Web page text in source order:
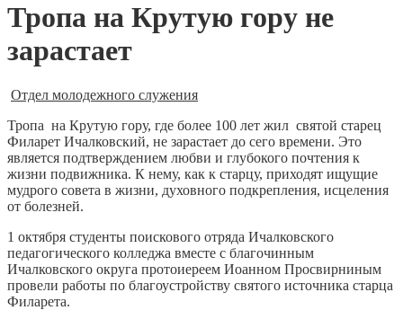
Тропа на Крутую гору не
зарастает
Отдел молодежного служения
Тропа на Крутую гору, где более 100 лет жил святой старец
Филарет Ичалковский, не зарастает до сего времени. Это
является подтверждением любви и глубокого почтения к
жизни подвижника. К нему, как к старцу, приходят ищущие
мудрого совета в жизни, духовного подкрепления, исцеления
от болезней.
1 октября студенты поискового отряда Ичалковского
педагогического колледжа вместе с благочинным
Ичалковского округа протоиереем Иоанном Просвирниным
провели работы по благоустройству святого источника старца
Филарета.